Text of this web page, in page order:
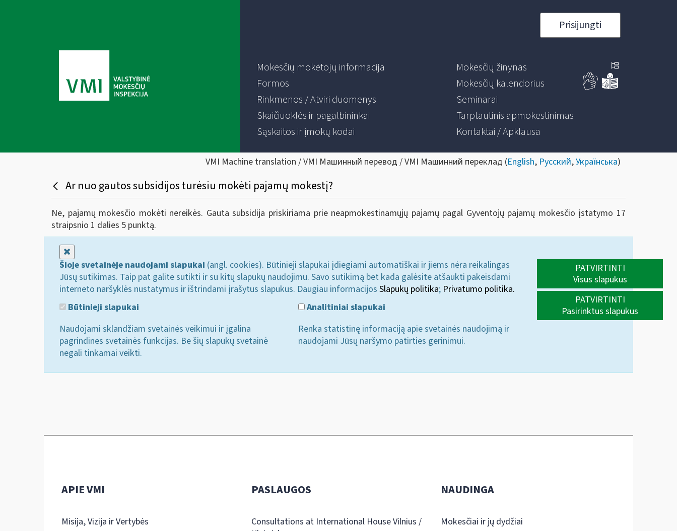
Prisijungti
Mokesčių mokėtojų informacija
Formos
Rinkmenos / Atviri duomenys
Skaičiuoklės ir pagalbininkai
Sąskaitos ir įmokų kodai
Mokesčių žinynas
Mokesčių kalendorius
Seminarai
Tarptautinis apmokestinimas
Kontaktai / Apklausa
VMI Machine translation / VMI Машинный перевод / VMI Машинний переклад (English, Русский,Українська)
Ar nuo gautos subsidijos turėsiu mokėti pajamų mokestį?
Ne, pajamų mokesčio mokėti nereikės. Gauta subsidija priskiriama prie neapmokestinamųjų pajamų pagal Gyventojų pajamų mokesčio įstatymo 17
straipsnio 1 dalies 5 punktą.
Šioje svetainėje naudojami slapukai (angl. cookies). Būtinieji slapukai įdiegiami automatiškai ir jiems nėra reikalingas
Jūsų sutikimas. Taip pat galite sutikti ir su kitų slapukų naudojimu. Savo sutikimą bet kada galėsite atšaukti pakeisdami
interneto naršyklės nustatymus ir ištrindami įrašytus slapukus. Daugiau informacijos Slapukų politika; Privatumo politika.
Būtinieji slapukai
Naudojami sklandžiam svetainės veikimui ir įgalina
pagrindines svetainės funkcijas. Be šių slapukų svetainė
negali tinkamai veikti.
Analitiniai slapukai
Renka statistinę informaciją apie svetainės naudojimą ir
naudojami Jūsų naršymo patirties gerinimui.
PATVIRTINTI
Visus slapukus
PATVIRTINTI
Pasirinktus slapukus
APIE VMI
Misija, Vizija ir Vertybės
PASLAUGOS
Consultations at International House Vilnius /
NAUDINGA
Mokesčiai ir jų dydžiai